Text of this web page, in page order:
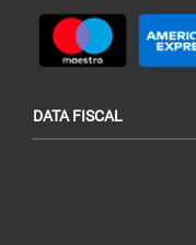
DATA FISCAL